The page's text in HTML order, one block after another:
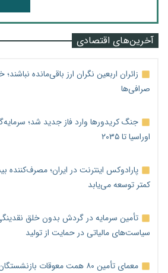
آخرین‌های اقتصادی
زائران اربعین نگران ارز باقی‌مانده
صرافی‌ها
اوراسیا تا ۲۰۳۵
پارادوکس اینترنت در ایران؛ مصرف‌کننده
کمتر توسعه می‌یابد
تأمین سرمایه در گردش بدون خلق
سیاست‌های مالیاتی در حمایت از تولید
معمای تأمین ۸۰ همت معوقات